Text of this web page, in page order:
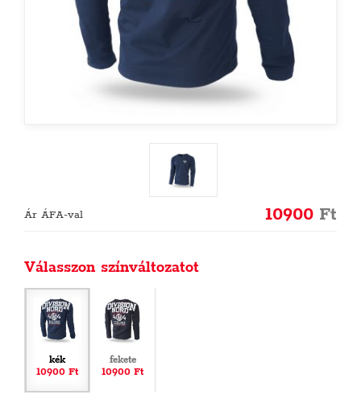
Ár ÁFA-val 10900 Ft
Válasszon színváltozatot
kék
10900 Ft
fekete
10900 Ft